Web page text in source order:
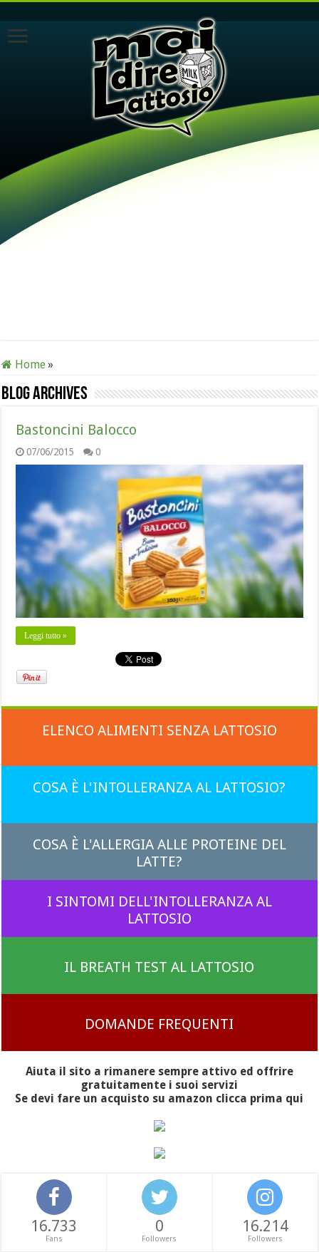
Home»
Blog Archives
Bastoncini Balocco
07/06/2015 0
Leggi tutto »
ELENCO ALIMENTI SENZA LATTOSIO
COSA È L'INTOLLERANZA AL LATTOSIO?
COSA È L'ALLERGIA ALLE PROTEINE DEL
LATTE?
I SINTOMI DELL'INTOLLERANZA AL
LATTOSIO
IL BREATH TEST AL LATTOSIO
DOMANDE FREQUENTI
Aiuta il sito a rimanere sempre attivo ed offrire
gratuitamente i suoi servizi
Se devi fare un acquisto su amazon clicca prima qui
16.733
Fans
0
Followers
16.214
Followers